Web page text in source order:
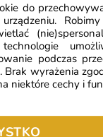
do
podczas
wyrażenia
niektóre cechy i